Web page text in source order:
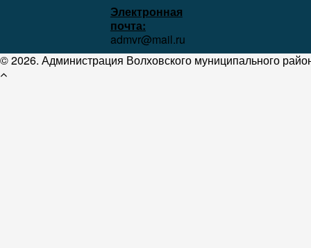
Электронная
почта:
admvr@mail.ru
© 2026. Администрация Волховского муниципального